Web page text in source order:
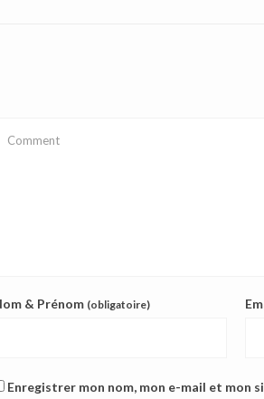
& Prénom (obligatoire)
Enregistrer mon nom, mon e-mail et mon